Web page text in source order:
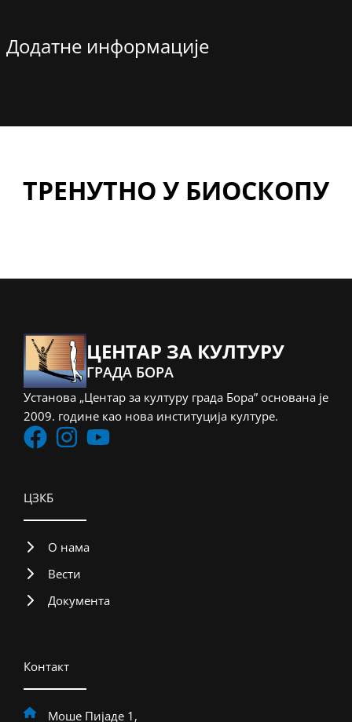
Додатне информације
ТРЕНУТНО У БИОСКОПУ
ЦЕНТАР ЗА КУЛТУРУ
ГРАДА БОРА
Установа „Центар за културу града Бора” основана је
2009. године као нова институција културе.
ЦЗКБ
О нама
Вести
Документа
Контакт
Моше Пијаде 1,